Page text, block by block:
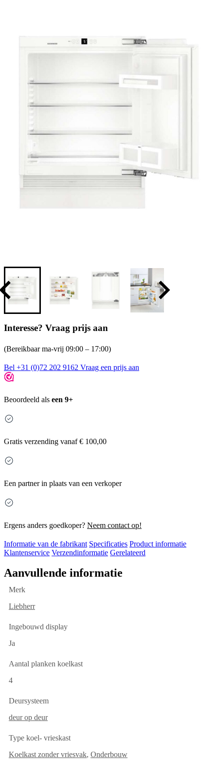
Interesse? Vraag prijs aan
(Bereikbaar ma-vrij 09:00 – 17:00)
Bel +31 (0)72 202 9162 Vraag een prijs aan
Beoordeeld als een 9+
Gratis verzending vanaf € 100,00
Een partner in plaats van een verkoper
Ergens anders goedkoper? Neem contact op!
Informatie van de fabrikant Specificaties Product informatie
Klantenservice Verzendinformatie Gerelateerd
Aanvullende informatie
Merk
Liebherr
Ingebouwd display
Ja
Aantal planken koelkast
4
Deursysteem
deur op deur
Type koel- vrieskast
Koelkast zonder vriesvak, Onderbouw